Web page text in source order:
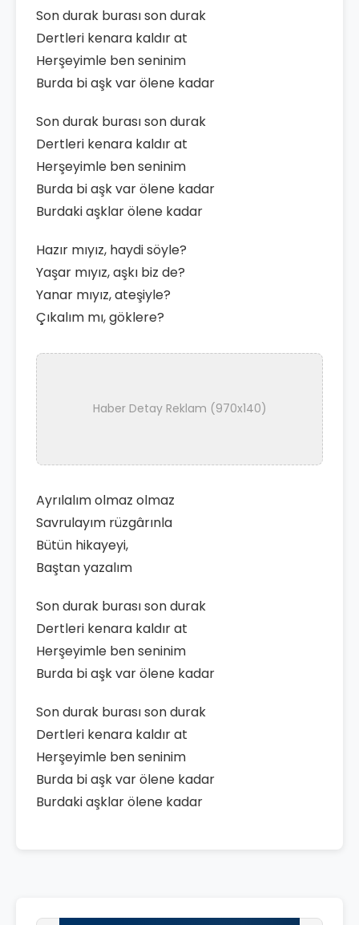
Son durak burası son durak
Dertleri kenara kaldır at
Herşeyimle ben seninim
Burda bi aşk var ölene kadar
Son durak burası son durak
Dertleri kenara kaldır at
Herşeyimle ben seninim
Burda bi aşk var ölene kadar
Burdaki aşklar ölene kadar
Hazır mıyız, haydi söyle?
Yaşar mıyız, aşkı biz de?
Yanar mıyız, ateşiyle?
Çıkalım mı, göklere?
Haber Detay Reklam (970x140)
Ayrılalım olmaz olmaz
Savrulayım rüzgârınla
Bütün hikayeyi,
Baştan yazalım
Son durak burası son durak
Dertleri kenara kaldır at
Herşeyimle ben seninim
Burda bi aşk var ölene kadar
Son durak burası son durak
Dertleri kenara kaldır at
Herşeyimle ben seninim
Burda bi aşk var ölene kadar
Burdaki aşklar ölene kadar